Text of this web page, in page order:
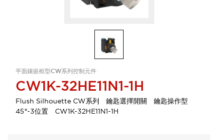
平面鑲嵌框型CW系列控制元件
CW1K-32HE11N1-1H
Flush Silhouette CW系列 鑰匙選擇開關 鑰匙操作型
45°-3位置 CW1K-32HE11N1-1H